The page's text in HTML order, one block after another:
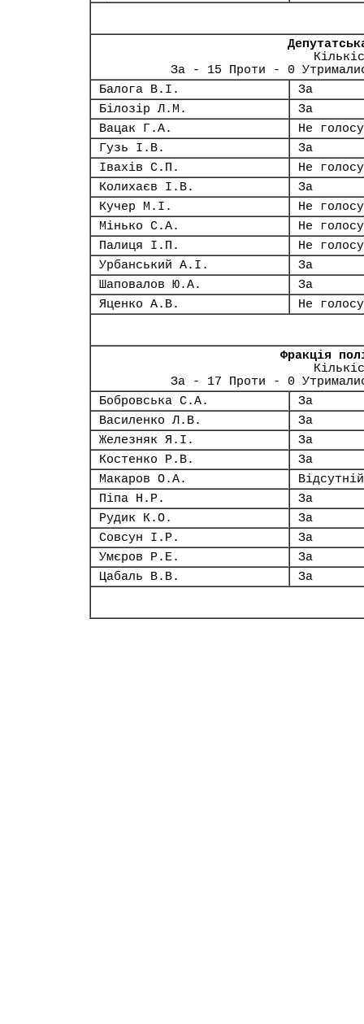
За - 15 Проти - 0
Балога В.І.
За
Білозір Л.М.
За
Вацак Г.А.
Не
Гузь І.В.
За
Івахів С.П.
Не
Колихаєв І.В.
За
Кучер М.І.
Не
Мінько С.А.
Не
Палиця І.П.
Не
Урбанський А.І.
За
Шаповалов Ю.А.
За
Яценко А.В.
Не
Фракція
За - 17 Проти - 0
Бобровська С.А.
За
Василенко Л.В.
За
Железняк Я.І.
За
Костенко Р.В.
За
Макаров О.А.
Відсутній
Піпа Н.Р.
За
Рудик К.О.
За
Совсун І.Р.
За
Умєров Р.Е.
За
Цабаль В.В.
За